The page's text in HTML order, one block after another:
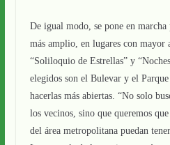
De igual modo, se pone en
más amplio, en lugares con mayor
“Soliloquio de Estrellas” y
elegidos son el Bulevar y el
hacerlas más abiertas. “No solo
los vecinos, sino que queremos
del área metropolitana puedan